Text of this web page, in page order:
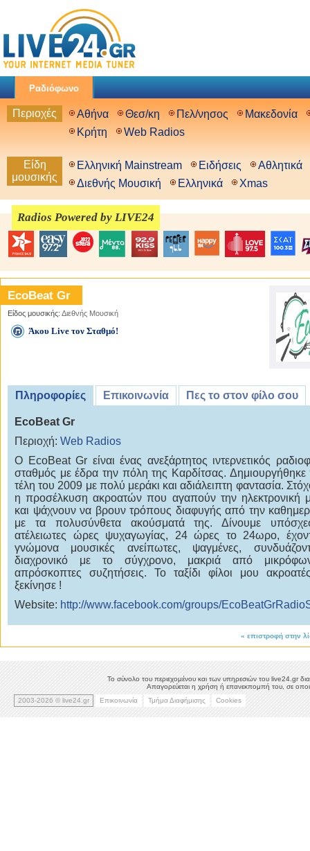
Ραδιόφωνο
Περιοχές Αθήνα Θεσ/κη Πελ/νησος
Μακεδονία
Κρήτη
Web Radios
Είδη
μουσικής
Ελληνική Mainstream Ειδήσεις
Αθλητικά
Διεθνής Μουσική
Ελληνικά Xmas
Radios Powered by LIVE24
EcoBeat Gr
Είδος μουσικής: Διεθνής Μουσική
Άκου Live τον Σταθμό!
Πληροφορίες Επικοινωνία Πες το στον φίλο σου
EcoBeat Gr
Περιοχή: Web Radios
Ο EcoBeat Gr είναι ένας ανεξάρτητος ιντερνετικός
σταθμός με έδρα την πόλη της Καρδίτσας. Δημιουργήθηκε
τέλη του 2009 με πολύ μεράκι και αδιάλειπτη φαντασία.
η προσέλκυση ακροατών που αγαπούν την ηλεκτρονική
και ψάχνουν να βρουν τρόπους διαφυγής από την
με τα πολυσύνθετα ακούσματά της. Δίνουμε
ατέλειωτες ώρες ψυχαγωγίας, 24 ώρες το 24ωρο,
γνώμονα μουσικές ανείπωτες, ψαγμένες,
διαχρονικό με το σύγχρονο, μακριά από
απρόσκοπτες συζητήσεις. Το ταξίδι φίλοι μου
ξεκίνησε !
Website: http://www.facebook.com/groups/
« επιστροφή στην
Το σύνολο του περιεχομένου και των υπηρεσιών του live24.gr
Απαγορεύεται η χρήση ή επανεκπομπή του, σε
2003-2026 © live24.gr
Επικοινωνία Τμήμα Διαφήμισης Cookies